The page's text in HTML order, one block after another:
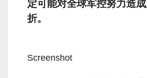
定可能对全球军控努力造
折。
Screenshot